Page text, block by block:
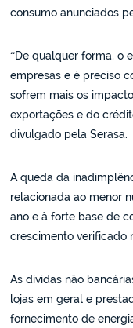
consumo anunciados
“De qualquer forma, o
empresas e é preciso
sofrem mais os
exportações e do
divulgado pela Serasa.
A queda da
relacionada ao menor
ano e à forte base de
crescimento verificado
As dívidas não
lojas em geral e
fornecimento de